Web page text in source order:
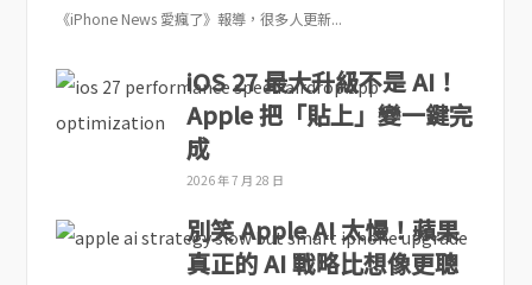
《iPhone News 愛瘋了》報導，很多人更新...
iOS 27 最大升級不是 AI！
Apple 把「貼上」變一鍵完
成
2026 年 7 月 28 日
別笑 Apple AI 太慢！蘋果
真正的 AI 戰略比想像更聰